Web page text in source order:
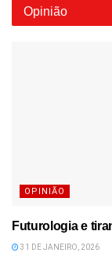
Opinião
OPINIÃO
Futurologia e
31 DE JANEIRO, 2026